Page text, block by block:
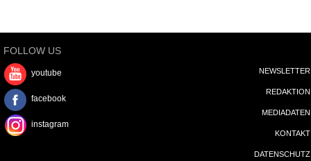
FOLLOW US
youtube
facebook
instagram
NEWSLETTER
REDAKTION
MEDIADATEN
KONTAKT
DATENSCHUTZ